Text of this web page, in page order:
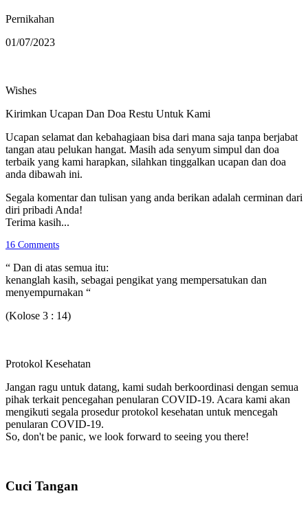
Pernikahan
01/07/2023
Wishes
Kirimkan Ucapan Dan Doa Restu Untuk Kami
Ucapan selamat dan kebahagiaan bisa dari mana saja tanpa berjabat
tangan atau pelukan hangat. Masih ada senyum simpul dan doa
terbaik yang kami harapkan, silahkan tinggalkan ucapan dan doa
anda dibawah ini.
Segala komentar dan tulisan yang anda berikan adalah cerminan dari
diri pribadi Anda!
Terima kasih...
16 Comments
“ Dan di atas semua itu:
kenanglah kasih, sebagai pengikat yang mempersatukan dan
menyempurnakan “
(Kolose 3 : 14)
Protokol Kesehatan
Jangan ragu untuk datang, kami sudah berkoordinasi dengan semua
pihak terkait pencegahan penularan COVID-19. Acara kami akan
mengikuti segala prosedur protokol kesehatan untuk mencegah
penularan COVID-19.
So, don't be panic, we look forward to seeing you there!
Cuci Tangan